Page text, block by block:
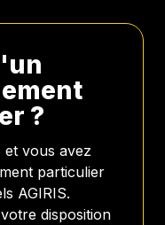
?
et vous avez
particulier
AGIRIS.
disposition